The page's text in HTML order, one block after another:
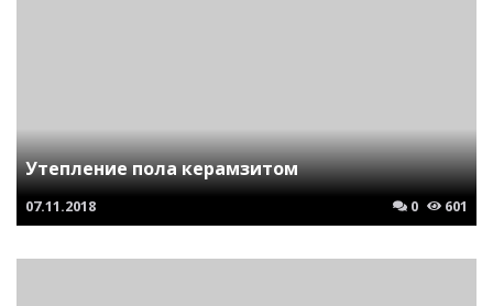
Утепление пола керамзитом
07.11.2018 0 601